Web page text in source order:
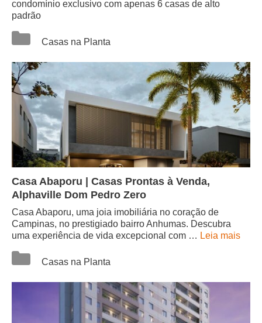
condomínio exclusivo com apenas 6 casas de alto
padrão
Casas na Planta
Casa Abaporu | Casas Prontas à Venda,
Alphaville Dom Pedro Zero
Casa Abaporu, uma joia imobiliária no coração de
Campinas, no prestigiado bairro Anhumas. Descubra
uma experiência de vida excepcional com … Leia mais
Casas na Planta